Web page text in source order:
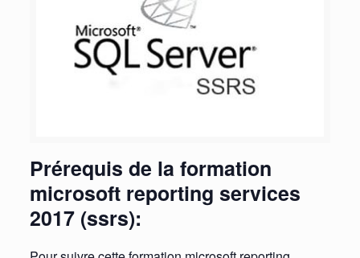
Prérequis de la formation
microsoft reporting services
2017 (ssrs):